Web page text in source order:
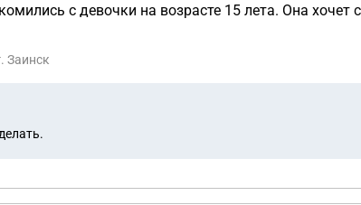
с девочки на возрасте 15 лета. Она хочет
Заинск